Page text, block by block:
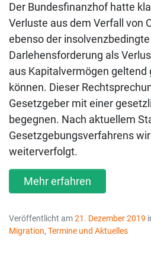
Der Bundesfinanzhof hatte
Verluste aus dem Verfall von
ebenso der
Darlehensforderung als
aus Kapitalvermögen
können. Dieser
Gesetzgeber mit einer
begegnen. Nach aktuellem
Gesetzgebungsverfahrens
weiterverfolgt.
Mehr erfahren
Veröffentlicht am21. Dezember 2019
Migration, Termine und Aktuelles